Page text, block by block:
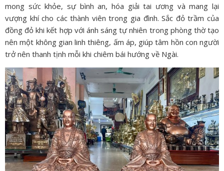
mong sức khỏe, sự bình an, hóa giải tai ương và mang lại
vượng khí cho các thành viên trong gia đình. Sắc đỏ trầm của
đồng đỏ khi kết hợp với ánh sáng tự nhiên trong phòng thờ tạo
nên một không gian linh thiêng, ấm áp, giúp tâm hồn con người
trở nên thanh tịnh mỗi khi chiêm bái hướng về Ngài.